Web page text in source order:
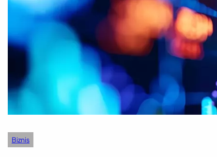
Biznis